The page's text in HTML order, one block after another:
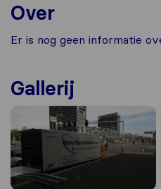
Over
Er is nog geen informatie
Gallerij